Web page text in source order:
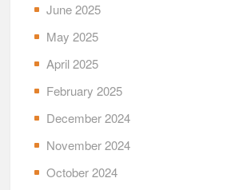
June 2025
May 2025
April 2025
February 2025
December 2024
November 2024
October 2024